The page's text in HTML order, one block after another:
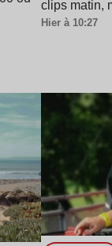
clips matin,
Hier à 10:27